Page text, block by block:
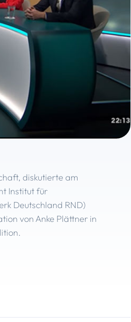
diskutierte am
Institut für
Deutschland RND)
von Anke Plättner in